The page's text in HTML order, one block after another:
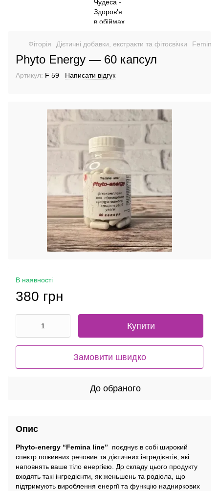
Фіторія Дієтичні добавки, екстракти та фітосвічки Femina
Phyto Energy — 60 капсул
Артикул: F 59 Написати відгук
В наявності
380 грн
Купити
Замовити швидко
До обраного
Опис
Phyto-energy “Femina line”
поєднує в собі широкий
спектр поживних речовин та дієтичних інгредієнтів, які
наповнять ваше тіло енергією. До складу цього продукту
входять такі інгредієнти, як женьшень та родіола, що
підтримують вироблення енергії та функцію надниркових